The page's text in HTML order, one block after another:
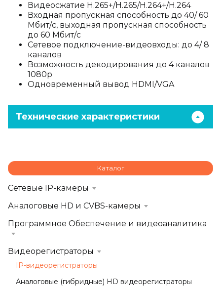
Видеосжатие H.265+/H.265/H.264+/H.264
Входная пропускная способность до 40/ 60
Мбит/с, выходная пропускная способность
до 60 Мбит/с
Сетевое подключение-видеовходы: до 4/ 8
каналов
Возможность декодирования до 4 каналов
1080p
Одновременный вывод HDMI/VGA
Технические характеристики
Каталог
Сетевые IP-камеры
Аналоговые HD и CVBS-камеры
Программное Обеспечение и видеоаналитика
Видеорегистраторы
IP-видеорегистраторы
Аналоговые (гибридные) HD видеорегистраторы